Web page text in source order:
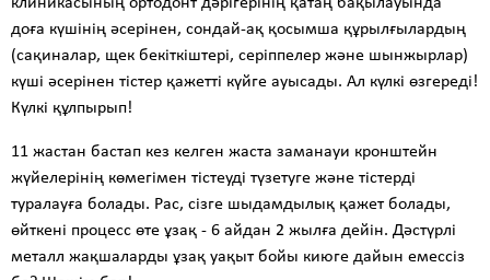
доға күшінің әсерінен, сондай-ақ қосымша құрылғылардың
(сақиналар, щек бекіткіштері, серіппелер және шынжырлар)
күші әсерінен тістер қажетті күйге ауысады. Ал күлкі өзгереді!
Күлкі құлпырып!
11 жастан бастап кез келген жаста заманауи кронштейн
жүйелерінің көмегімен тістеуді түзетуге және тістерді
туралауға болады. Рас, сізге шыдамдылық қажет болады,
өйткені процесс өте ұзақ - 6 айдан 2 жылға дейін. Дәстүрлі
металл жақшаларды ұзақ уақыт бойы киюге дайын емессіз